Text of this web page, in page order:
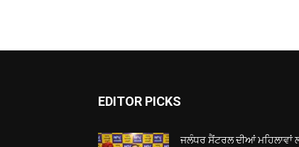
EDITOR PICKS
ਜਲੰਧਰ ਸੈਂਟਰਲ ਦੀਆਂ ਮਹਿਲਾਵਾਂ